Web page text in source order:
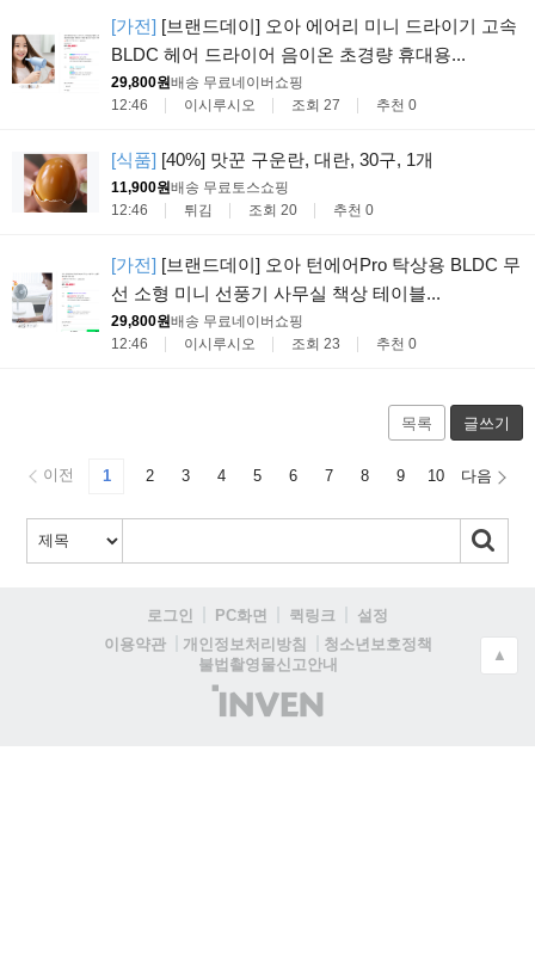
[가전] [브랜드데이] 오아 에어리 미니 드라이기 고속
BLDC 헤어 드라이어 음이온 초경량 휴대용...
29,800원배송 무료네이버쇼핑
12:46
이시루시오 조회 27 추천 0
[식품] [40%] 맛꾼 구운란, 대란, 30구, 1개
11,900원배송 무료토스쇼핑
12:46
튀김 조회 20 추천 0
[가전] [브랜드데이] 오아 턴에어Pro 탁상용 BLDC 무
선 소형 미니 선풍기 사무실 책상 테이블...
29,800원배송 무료네이버쇼핑
12:46
이시루시오 조회 23 추천 0
목록 글쓰기
이전 1 2 3 4 5 6 7 8 9 10 다음
로그인 PC화면 퀵링크
설정
이용약관
개인정보처리방침
청소년보호정책
불법촬영물신고안내
(주)
인
▲